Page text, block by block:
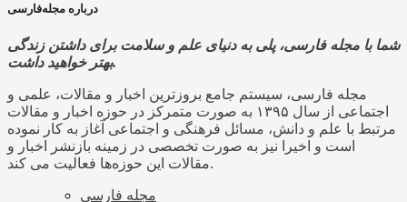
درباره مجله‌فارسی
شما با مجله فارسی، پلی به دنیای علم و سلامت برای داشتن زندگی
بهتر خواهید داشت.
مجله فارسی، سیستم جامع بروزترین اخبار و مقالات، علمی و
اجتماعی از سال ۱۳۹۵ به صورت متمرکز در حوزه اخبار و مقالات
مرتبط با علم و دانش، مسائل فرهنگی و اجتماعی آغاز به کار نموده
است و اخیرا نیز به صورت تخصصی در زمینه بازنشر اخبار و
مقالات این حوزه‌ها فعالیت می کند.
مجله فارسی